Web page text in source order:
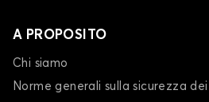
A PROPOSITO
Chi siamo
Norme generali sulla sicurezza